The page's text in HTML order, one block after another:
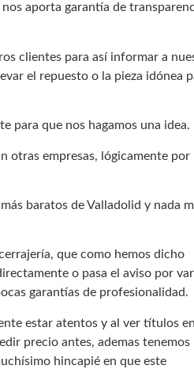
aporta garantía de
clientes para así informar a
el repuesto o la pieza idónea
para que nos hagamos una idea.
otras empresas, lógicamente por
baratos de Valladolid y nada
que como hemos dicho
o pasa el aviso por
garantías de profesionalidad.
estar atentos y al ver títulos
precio antes, ademas tenemos
hincapié en que este